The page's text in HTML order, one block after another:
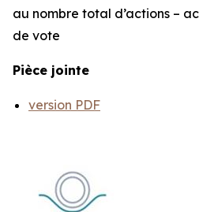
au nombre total d’actions –
de vote
Pièce jointe
version PDF